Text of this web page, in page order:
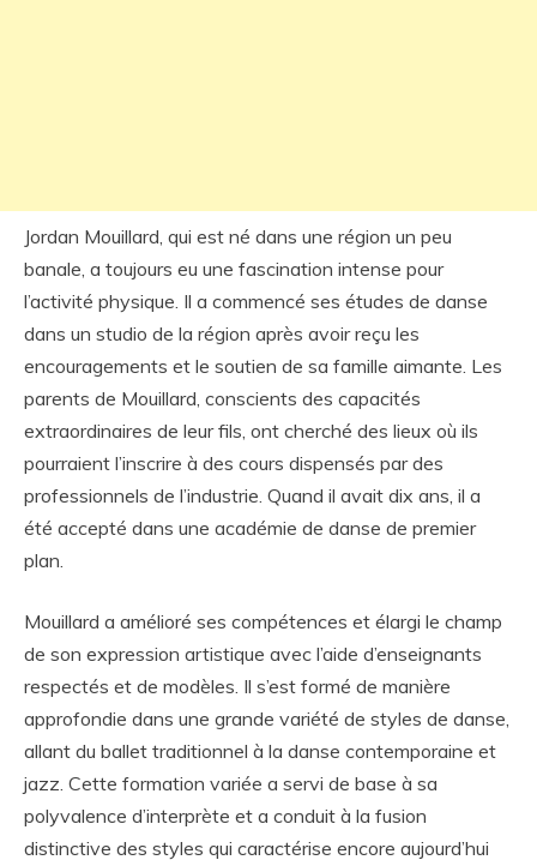
Jordan Mouillard, qui est né dans une région un peu
banale, a toujours eu une fascination intense pour
l’activité physique. Il a commencé ses études de danse
dans un studio de la région après avoir reçu les
encouragements et le soutien de sa famille aimante. Les
parents de Mouillard, conscients des capacités
extraordinaires de leur fils, ont cherché des lieux où ils
pourraient l’inscrire à des cours dispensés par des
professionnels de l’industrie. Quand il avait dix ans, il a
été accepté dans une académie de danse de premier
plan.
Mouillard a amélioré ses compétences et élargi le champ
de son expression artistique avec l’aide d’enseignants
respectés et de modèles. Il s’est formé de manière
approfondie dans une grande variété de styles de danse,
allant du ballet traditionnel à la danse contemporaine et
jazz. Cette formation variée a servi de base à sa
polyvalence d’interprète et a conduit à la fusion
distinctive des styles qui caractérise encore aujourd’hui